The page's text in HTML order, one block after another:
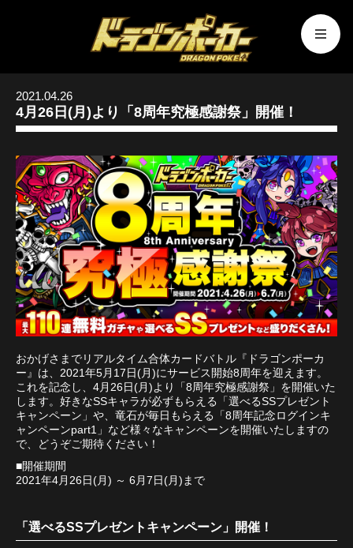
2021.04.26
4月26日(月)より「8周年究極感謝祭」開催！
おかげさまでリアルタイム合体カードバトル『ドラゴンポーカ
ー』は、2021年5月17日(月)にサービス開始8周年を迎えます。
これを記念し、4月26日(月)より「8周年究極感謝祭」を開催いた
します。好きなSSキャラが必ずもらえる「選べるSSプレゼント
キャンペーン」や、竜石が毎日もらえる「8周年記念ログインキ
ャンペーンpart1」など様々なキャンペーンを開催いたしますの
で、どうぞご期待ください！
■開催期間
2021年4月26日(月) ～ 6月7日(月)まで
「選べるSSプレゼントキャンペーン」開催！